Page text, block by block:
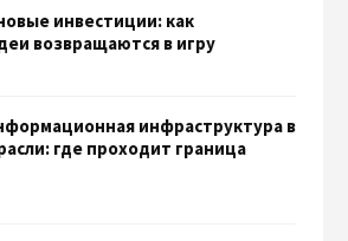
инвестиции: как
возвращаются в игру
инфраструктура в
где проходит граница